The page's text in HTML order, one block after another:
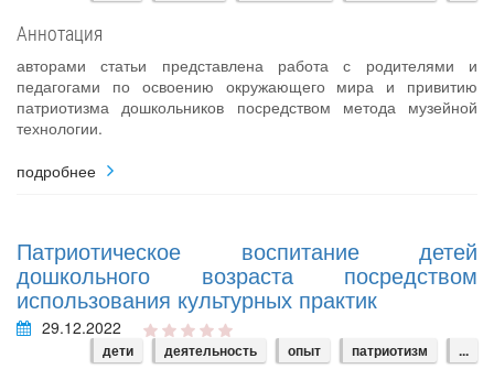
Аннотация
авторами статьи представлена работа с родителями и
педагогами по освоению окружающего мира и привитию
патриотизма дошкольников посредством метода музейной
технологии.
подробнее
Патриотическое воспитание детей
дошкольного возраста посредством
использования культурных практик
29.12.2022
дети деятельность опыт патриотизм ...